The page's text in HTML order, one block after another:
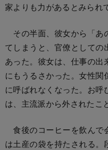
家よりも力があるとみられ
その半面、彼女から「あ
てしまうと、官僚としての
あった。彼女は、仕事の
にもうるさかった。女性
に呼ばれなくなった。お呼
は、主流派から外されたこ
食後のコーヒーを飲んで
は土産の袋を持たされる